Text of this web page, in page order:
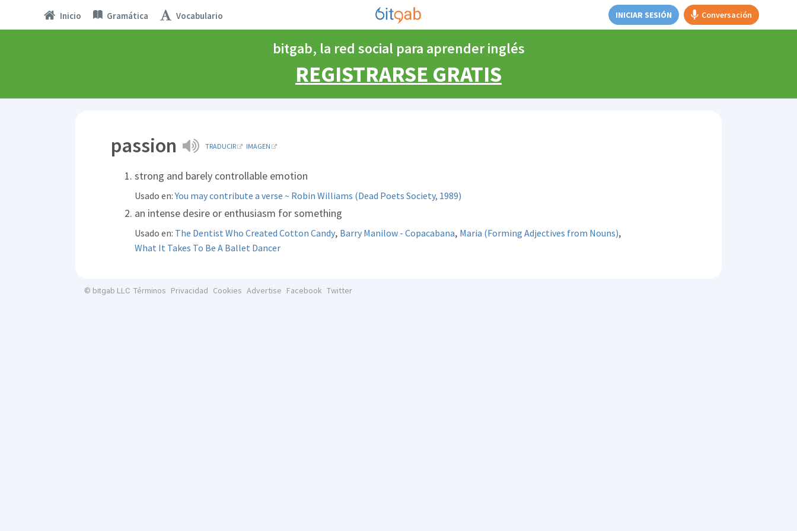
Inicio Gramática Vocabulario INICIAR SESIÓN Conversación
bitgab, la red social para aprender inglés
REGISTRARSE GRATIS
passion TRADUCIR IMAGEN
strong and barely controllable emotion
Usado en:You may contribute a verse ~ Robin Williams (Dead Poets Society, 1989)
an intense desire or enthusiasm for something
Usado en: The Dentist Who Created Cotton Candy, Barry Manilow - Copacabana, Maria (Forming Adjectives from Nouns),
What It Takes To Be A Ballet Dancer
© bitgab LLC Términos Privacidad Cookies Advertise Facebook Twitter